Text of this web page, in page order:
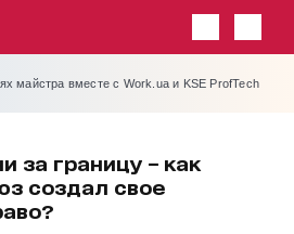
майстра вместе с Work.ua и KSE ProfTech
за границу – как
создал свое